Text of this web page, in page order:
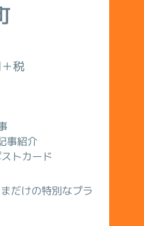
税
事紹介
トカード
だけの特別なプラ